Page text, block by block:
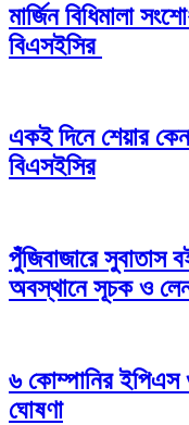
মার্জিন বিধিমালা
বিএসইসির
একই দিনে শেয়ার
বিএসইসির
পুঁজিবাজারে সুবাতাস
অবস্থানে সূচক ও
৬ কোম্পানির ইপিএস
ঘোষণা